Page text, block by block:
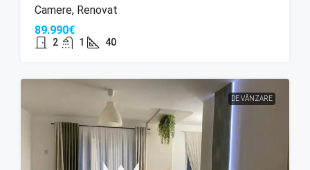
Camere, Renovat
89.990€
2 1 40
DE VÂNZARE